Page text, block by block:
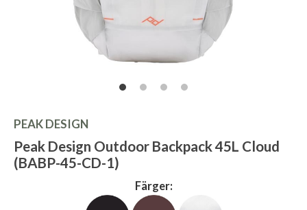
PEAK DESIGN
Peak Design Outdoor Backpack 45L Cloud
(BABP-45-CD-1)
Färger: